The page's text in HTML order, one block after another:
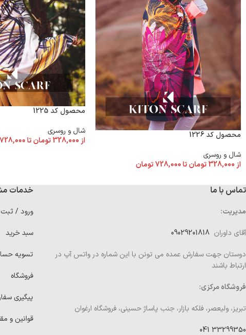
محصول کد 1226
شال و روسری
از 328,000تومانتا728,000تومان
محصول کد 1225
شال و روسری
از 328,000 تومانتا728,000
تماس با ما
مدیریت:
آقای داوران
دوستان جهت سفارش عمده می تونن با این شماره در واتس آپ در
ارتباط باشند
فروشگاه مرکزی:
تبریز، ولیعصر، فلکه بازار، جنب پاساژ حسینی، فروشگاه ارغوان
33299350 041
خدمات
ورود / ثبت
سبد خرید
تسویه
فروشگاه
پیگیری
قوانین و